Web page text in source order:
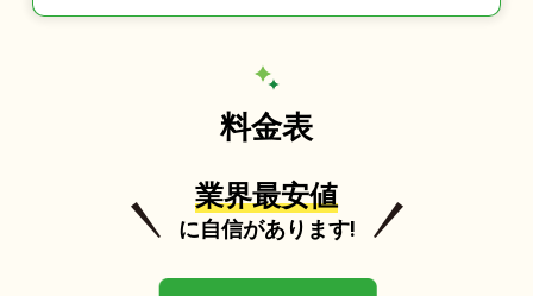
料金表
業界最安値
に自信があります!